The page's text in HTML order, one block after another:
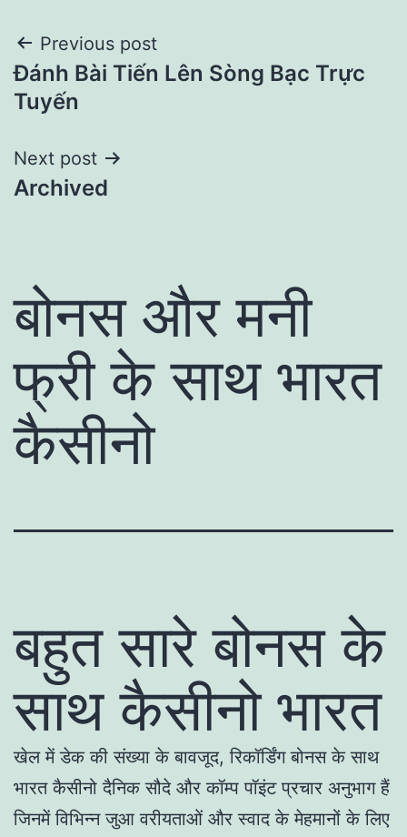
Post
navigation
Previous post
Đánh Bài Tiến Lên Sòng Bạc Trực
Tuyến
Next post
Archived
बोनस और मनी
फ्री के साथ भारत
कैसीनो
बहुत सारे बोनस के
साथ कैसीनो भारत
खेल में डेक की संख्या के बावजूद, रिकॉर्डिंग बोनस के साथ
भारत कैसीनो दैनिक सौदे और कॉम्प पॉइंट प्रचार अनुभाग हैं
जिनमें विभिन्न जुआ वरीयताओं और स्वाद के मेहमानों के लिए